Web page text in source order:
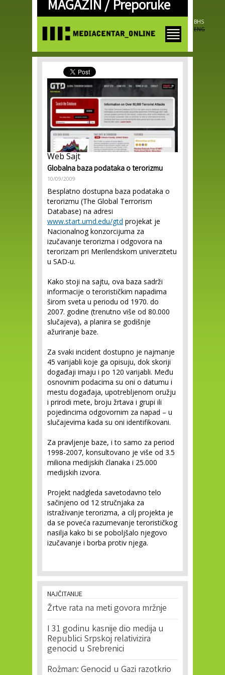
Skip to
main
MAGAZIN /Preporuke
BHS
ENG
Web Sajt
Globalna baza podataka o terorizmu
10/09/2009
Besplatno dostupna baza podataka o
terorizmu (The Global Terrorism
Database) na adresi
www.start.umd.edu/gtd projekat je
Nacionalnog konzorcijuma za
izučavanje terorizma i odgovora na
terorizam pri Merilendskom univerzitetu
u SAD-u.
Kako stoji na sajtu, ova baza sadrži
informacije o terorističkim napadima
širom sveta u periodu od 1970. do
2007. godine (trenutno više od 80.000
slučajeva), a planira se godišnje
ažuriranje baze.
Za svaki incident dostupno je najmanje
45 varijabli koje ga opisuju, dok skoriji
događaji imaju i po 120 varijabli. Među
osnovnim podacima su oni o datumu i
mestu događaja, upotrebljenom oružju
i prirodi mete, broju žrtava i grupi ili
pojedincima odgovornim za napad – u
slučajevima kada su oni identifikovani.
Za pravljenje baze, i to samo za period
1998-2007, konsultovano je više od 3.5
miliona medijskih članaka i 25.000
medijskih izvora.
Projekt nadgleda savetodavno telo
sačinjeno od 12 stručnjaka za
istraživanje terorizma, a cilj projekta je
da se poveća razumevanje terorističkog
nasilja kako bi se poboljšalo njegovo
izučavanje i borba protiv njega.
NAJČITANIJE
Žrtve rata na meti govora mržnje
I 31 godinu kasnije dio medija u
Republici Srpskoj relativizira
genocid u Srebrenici
Rožman: Genocid u Gazi razotkrio